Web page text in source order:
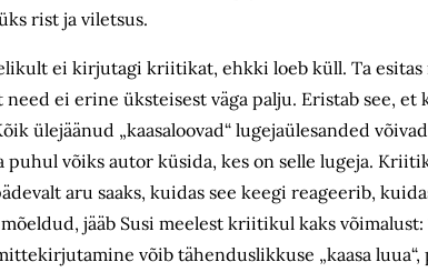
rist ja viletsus.
ei kirjutagi kriitikat, ehkki loeb küll. Ta
ei erine üksteisest väga palju. Eristab see,
ülejäänud „kaasaloovad“ lugejaülesanded
võiks autor küsida, kes on selle lugeja.
aru saaks, kuidas see keegi reageerib,
jääb Susi meelest kriitikul kaks
võib tähenduslikkuse „kaasa